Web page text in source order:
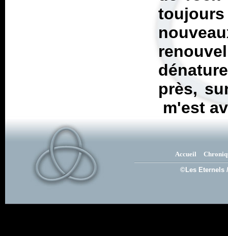
près,
m'est
Accueil
©Les Eternels